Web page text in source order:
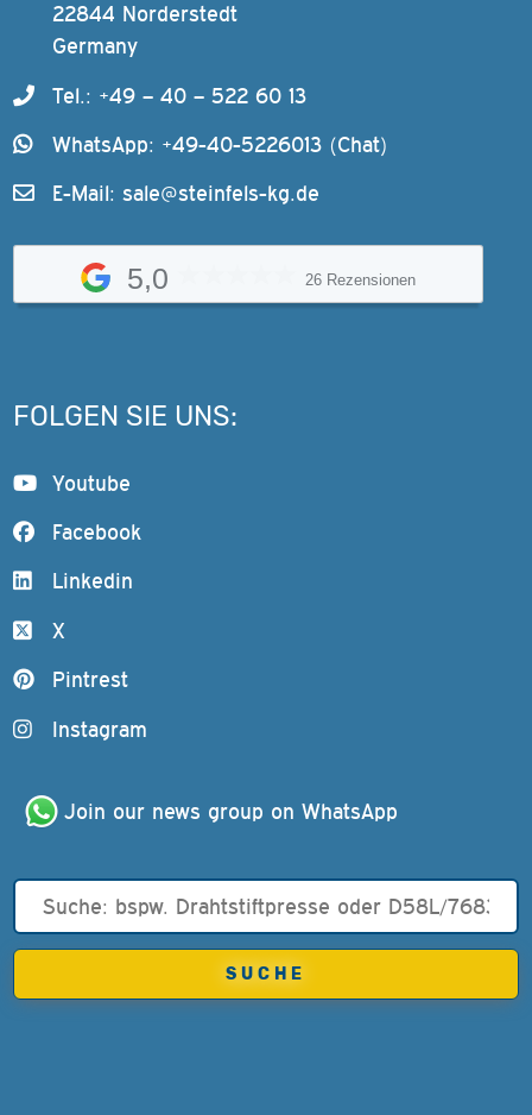
22844 Norderstedt
Germany
Tel.: +49 – 40 – 522 60 13
WhatsApp: +49-40-5226013 (Chat)
E-Mail: sale@steinfels-kg.de
5,0 26 Rezensionen
FOLGEN SIE UNS:
Youtube
Facebook
Linkedin
X
Pintrest
Instagram
Join our news group on WhatsApp